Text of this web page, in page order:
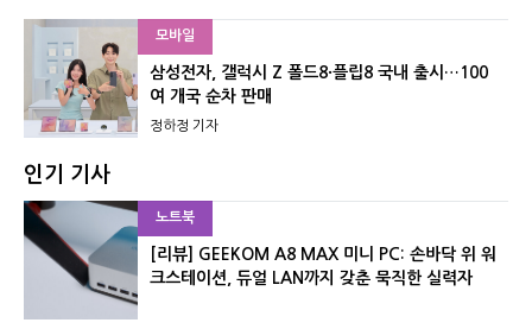
모바일
삼성전자, 갤럭시 Z 폴드8·플립8 국내 출시…100
여 개국 순차 판매
정하정 기자
인기 기사
노트북
[리뷰] GEEKOM A8 MAX 미니 PC: 손바닥 위 워
크스테이션, 듀얼 LAN까지 갖춘 묵직한 실력자